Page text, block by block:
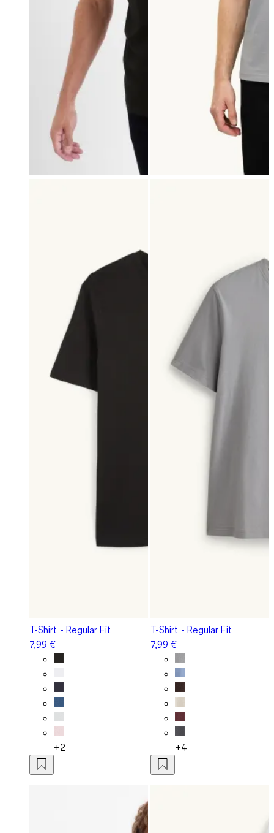
T-Shirt - Regular Fit
7,99 €
+2
T-Shirt - Regular Fit
7,99 €
+4